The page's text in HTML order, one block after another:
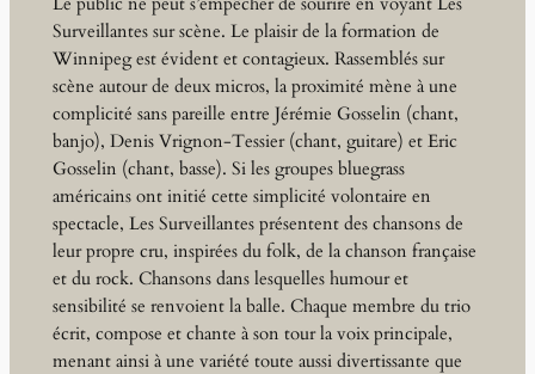
Surveillantes sur scène. Le plaisir de la formation de
Winnipeg est évident et contagieux. Rassemblés sur
scène autour de deux micros, la proximité mène à une
complicité sans pareille entre Jérémie Gosselin (chant,
banjo), Denis Vrignon-Tessier (chant, guitare) et Eric
Gosselin (chant, basse). Si les groupes bluegrass
américains ont initié cette simplicité volontaire en
spectacle, Les Surveillantes présentent des chansons de
leur propre cru, inspirées du folk, de la chanson française
et du rock. Chansons dans lesquelles humour et
sensibilité se renvoient la balle. Chaque membre du trio
écrit, compose et chante à son tour la voix principale,
menant ainsi à une variété toute aussi divertissante que